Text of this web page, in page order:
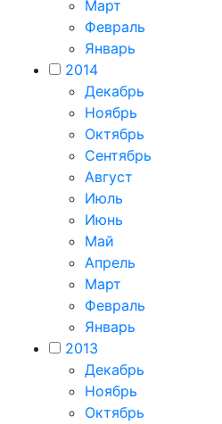
Март
Февраль
Январь
2014
Декабрь
Ноябрь
Октябрь
Сентябрь
Август
Июль
Июнь
Май
Апрель
Март
Февраль
Январь
2013
Декабрь
Ноябрь
Октябрь